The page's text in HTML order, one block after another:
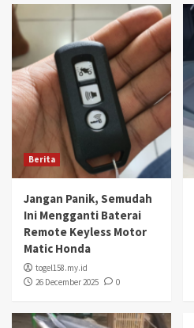
Berita
Jangan Panik, Semudah
Ini Mengganti Baterai
Remote Keyless Motor
Matic Honda
togel158.my.id
26 December 2025
0